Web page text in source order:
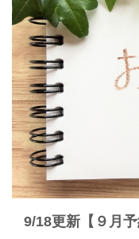
9/18更新【９月予